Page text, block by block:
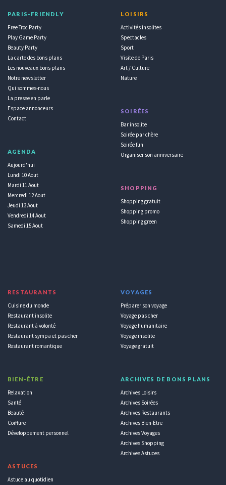
PARIS-FRIENDLY
Free Troc Party
Play Game Party
Beauty Party
La carte des bons plans
Les nouveaux bons plans
Notre newsletter
Qui sommes-nous
La presse en parle
Espace annonceurs
Contact
AGENDA
Aujourd'hui
Lundi 10 Aout
Mardi 11 Aout
Mercredi 12 Aout
Jeudi 13 Aout
Vendredi 14 Aout
Samedi 15 Aout
LOISIRS
Activités insolites
Spectacles
Sport
Visite de Paris
Art / Culture
Nature
SOIRÉES
Bar insolite
Soirée par chère
Soirée fun
Organiser son anniversaire
SHOPPING
Shopping gratuit
Shopping promo
Shopping green
RESTAURANTS
Cuisine du monde
Restaurant insolite
Restaurant à volonté
Restaurant sympa et pas cher
Restaurant romantique
BIEN-ÊTRE
Relaxation
Santé
Beauté
Coiffure
Développement personnel
ASTUCES
Astuce au quotidien
VOYAGES
Préparer son voyage
Voyage pas cher
Voyage humanitaire
Voyage insolite
Voyage gratuit
ARCHIVES DE BONS PLANS
Archives Loisirs
Archives Soirées
Archives Restaurants
Archives Bien-Être
Archives Voyages
Archives Shopping
Archives Astuces